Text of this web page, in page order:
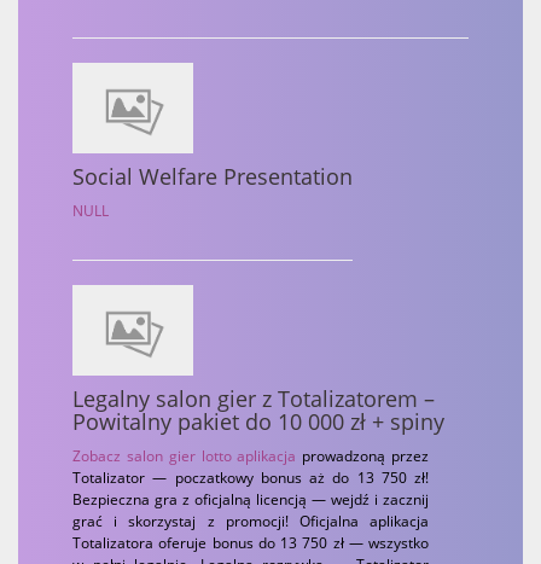
Social Welfare Presentation
NULL
Legalny salon gier z Totalizatorem –
Powitalny pakiet do 10 000 zł + spiny
Zobacz salon gier lotto aplikacja prowadzoną przez
Totalizator — poczatkowy bonus aż do 13 750 zł!
Bezpieczna gra z oficjalną licencją — wejdź i zacznij
grać i skorzystaj z promocji! Oficjalna aplikacja
Totalizatora oferuje bonus do 13 750 zł — wszystko